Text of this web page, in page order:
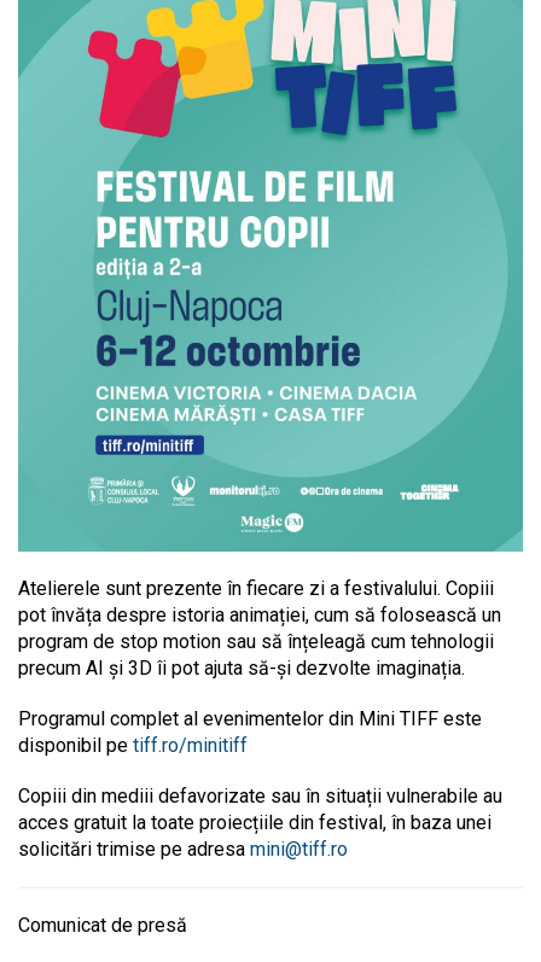
Atelierele sunt prezente în fiecare zi a festivalului. Copiii
pot învăța despre istoria animației, cum să folosească un
program de stop motion sau să înțeleagă cum tehnologii
precum AI și 3D îi pot ajuta să-și dezvolte imaginația.
Programul complet al evenimentelor din Mini TIFF este
disponibil pe tiff.ro/minitiff
Copiii din mediii defavorizate sau în situații vulnerabile au
acces gratuit la toate proiecțiile din festival, în baza unei
solicitări trimise pe adresa mini@tiff.ro
Comunicat de presă